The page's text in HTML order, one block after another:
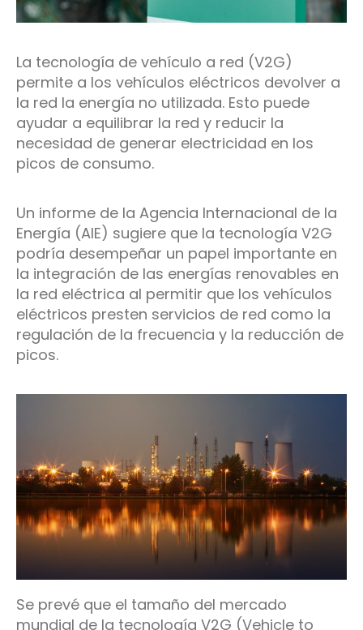
La tecnología de vehículo a red (V2G)
permite a los vehículos eléctricos devolver a
la red la energía no utilizada. Esto puede
ayudar a equilibrar la red y reducir la
necesidad de generar electricidad en los
picos de consumo.
Un informe de la Agencia Internacional de la
Energía (AIE) sugiere que la tecnología V2G
podría desempeñar un papel importante en
la integración de las energías renovables en
la red eléctrica al permitir que los vehículos
eléctricos presten servicios de red como la
regulación de la frecuencia y la reducción de
picos.
Se prevé que el tamaño del mercado
mundial de la tecnología V2G (Vehicle to